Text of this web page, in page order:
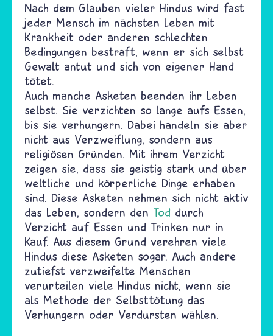
Nach dem Glauben vieler Hindus wird fast
jeder Mensch im nächsten Leben mit
Krankheit oder anderen schlechten
Bedingungen bestraft, wenn er sich selbst
Gewalt antut und sich von eigener Hand
tötet.
Auch manche Asketen beenden ihr Leben
selbst. Sie verzichten so lange aufs Essen,
bis sie verhungern. Dabei handeln sie aber
nicht aus Verzweiflung, sondern aus
religiösen Gründen. Mit ihrem Verzicht
zeigen sie, dass sie geistig stark und über
weltliche und körperliche Dinge erhaben
sind. Diese Asketen nehmen sich nicht aktiv
das Leben, sondern den Tod durch
Verzicht auf Essen und Trinken nur in
Kauf. Aus diesem Grund verehren viele
Hindus diese Asketen sogar. Auch andere
zutiefst verzweifelte Menschen
verurteilen viele Hindus nicht, wenn sie
als Methode der Selbsttötung das
Verhungern oder Verdursten wählen.